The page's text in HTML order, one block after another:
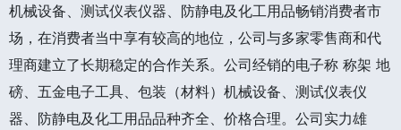
机械设备、测试仪表仪器、防静电及化工用品畅销消费者市
场，在消费者当中享有较高的地位，公司与多家零售商和代
理商建立了长期稳定的合作关系。公司经销的电子称 称架 地
磅、五金电子工具、包装（材料）机械设备、测试仪表仪
器、防静电及化工用品品种齐全、价格合理。公司实力雄